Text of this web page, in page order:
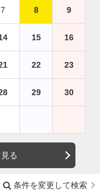
7 8 9
15 16
22 23
29 30
る
条件を変更して検索